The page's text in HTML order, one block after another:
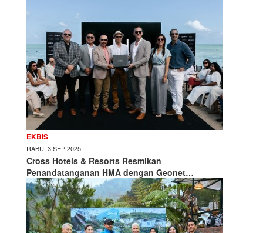
EKBIS
RABU, 3 SEP 2025
Cross Hotels & Resorts Resmikan
Penandatanganan HMA dengan Geonet…